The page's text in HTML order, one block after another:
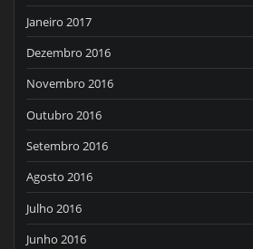
Janeiro 2017
Dezembro 2016
Novembro 2016
Outubro 2016
Setembro 2016
Agosto 2016
Julho 2016
Junho 2016